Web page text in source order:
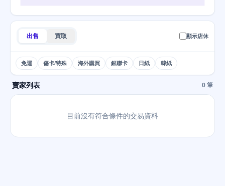
出售 買取 顯示店休
免運 傷卡/特殊 海外購買 銀聯卡 日紙 韓紙
賣家列表 0 筆
目前沒有符合條件的交易資料